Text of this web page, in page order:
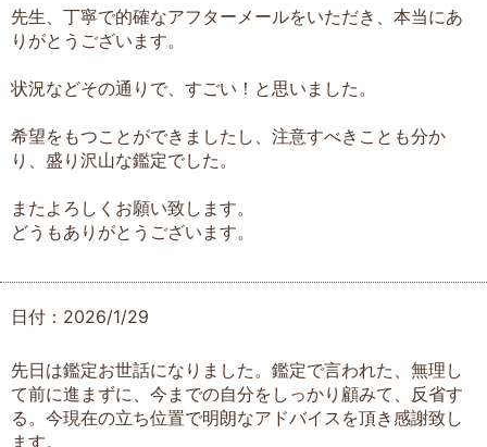
先生、丁寧で的確なアフターメールをいただき、本当にあ
りがとうございます。
状況などその通りで、すごい！と思いました。
希望をもつことができましたし、注意すべきことも分か
り、盛り沢山な鑑定でした。
またよろしくお願い致します。
どうもありがとうございます。
日付：2026/1/29
先日は鑑定お世話になりました。鑑定で言われた、無理し
て前に進まずに、今までの自分をしっかり顧みて、反省す
る。今現在の立ち位置で明朗なアドバイスを頂き感謝致し
ます。